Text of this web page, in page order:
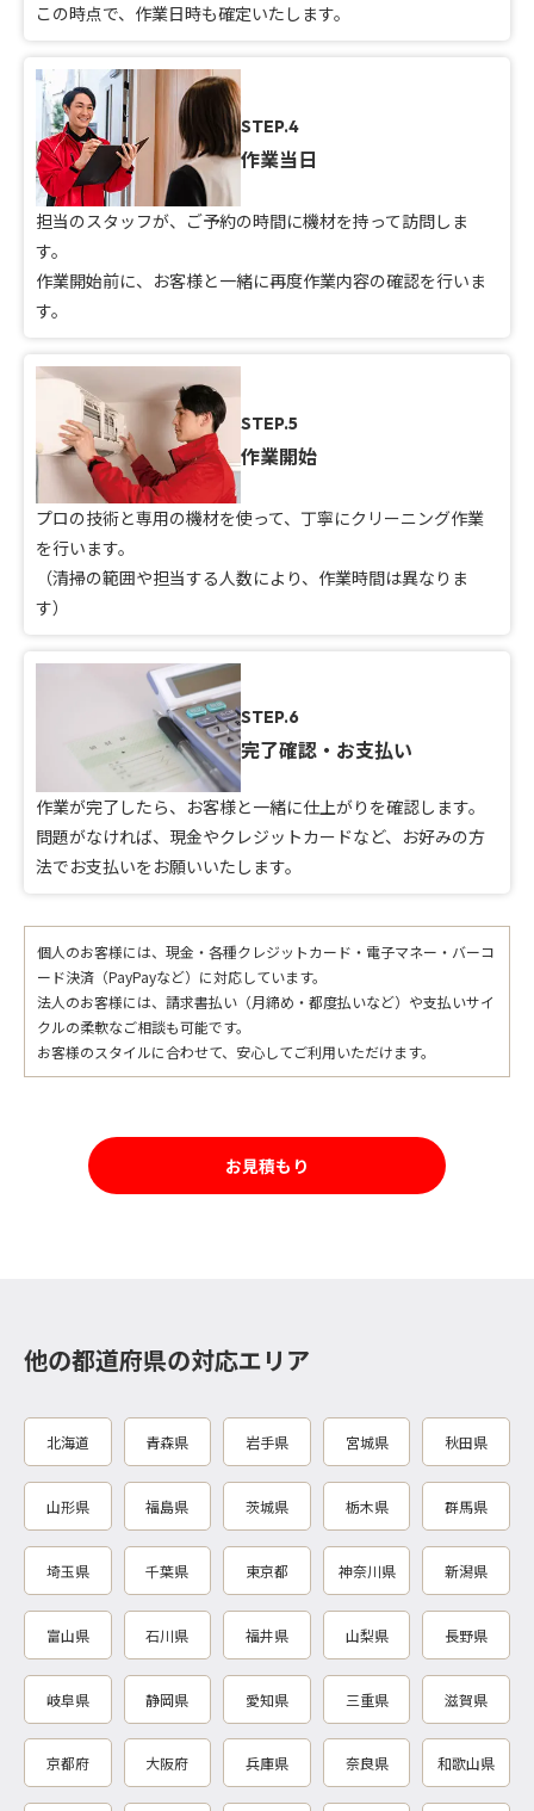
この時点で、作業日時も確定いたします。
STEP.4
作業当日
担当のスタッフが、ご予約の時間に機材を持って訪問しま
す。
作業開始前に、お客様と一緒に再度作業内容の確認を行いま
す。
STEP.5
作業開始
プロの技術と専用の機材を使って、丁寧にクリーニング作業
を行います。
（清掃の範囲や担当する人数により、作業時間は異なりま
す）
STEP.6
完了確認・お支払い
作業が完了したら、お客様と一緒に仕上がりを確認します。
問題がなければ、現金やクレジットカードなど、お好みの方
法でお支払いをお願いいたします。
個人のお客様には、現金・各種クレジットカード・電子マネー・バーコ
ード決済（PayPayなど）に対応しています。
法人のお客様には、請求書払い（月締め・都度払いなど）や支払いサイ
クルの柔軟なご相談も可能です。
お客様のスタイルに合わせて、安心してご利用いただけます。
お見積もり
他の都道府県の対応エリア
北海道 青森県 岩手県 宮城県 秋田県
山形県 福島県 茨城県 栃木県 群馬県
埼玉県 千葉県 東京都 神奈川県 新潟県
富山県 石川県 福井県 山梨県 長野県
岐阜県 静岡県 愛知県 三重県 滋賀県
京都府 大阪府 兵庫県 奈良県 和歌山県